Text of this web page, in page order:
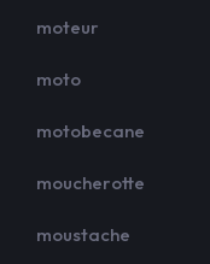
moteur
moto
motobecane
moucherotte
moustache